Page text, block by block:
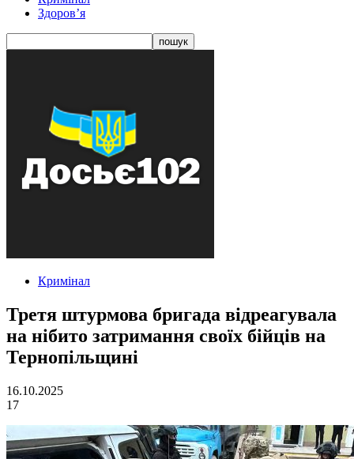
Здоров’я
Кримінал
Третя штурмова бригада відреагувала
на нібито затримання своїх бійців на
Тернопільщині
16.10.2025
17